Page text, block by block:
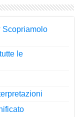
Scopriamolo
le